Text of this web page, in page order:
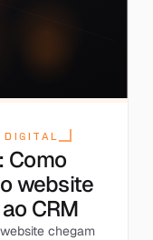
DIGITAL
Como
website
CRM
chegam